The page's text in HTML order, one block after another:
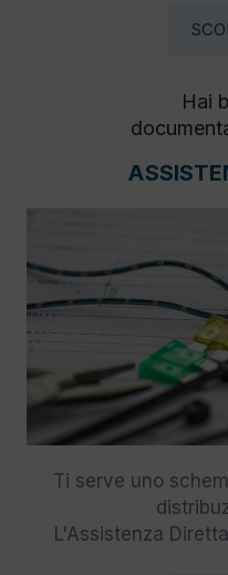
Hai
Ti serve uno
L'Assistenza